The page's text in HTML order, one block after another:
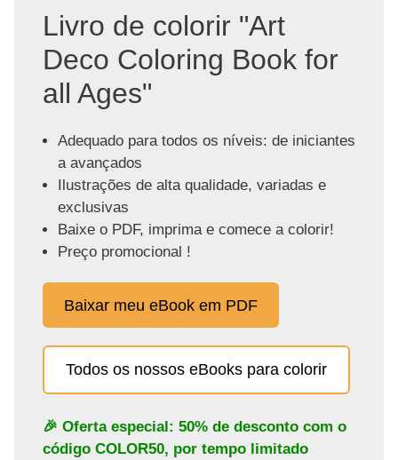
Livro de colorir "Art
Deco Coloring Book for
all Ages"
Adequado para todos os níveis: de iniciantes
a avançados
Ilustrações de alta qualidade, variadas e
exclusivas
Baixe o PDF, imprima e comece a colorir!
Preço promocional !
Baixar meu eBook em PDF
Todos os nossos eBooks para colorir
🎉 Oferta especial: 50% de desconto com o
código COLOR50, por tempo limitado